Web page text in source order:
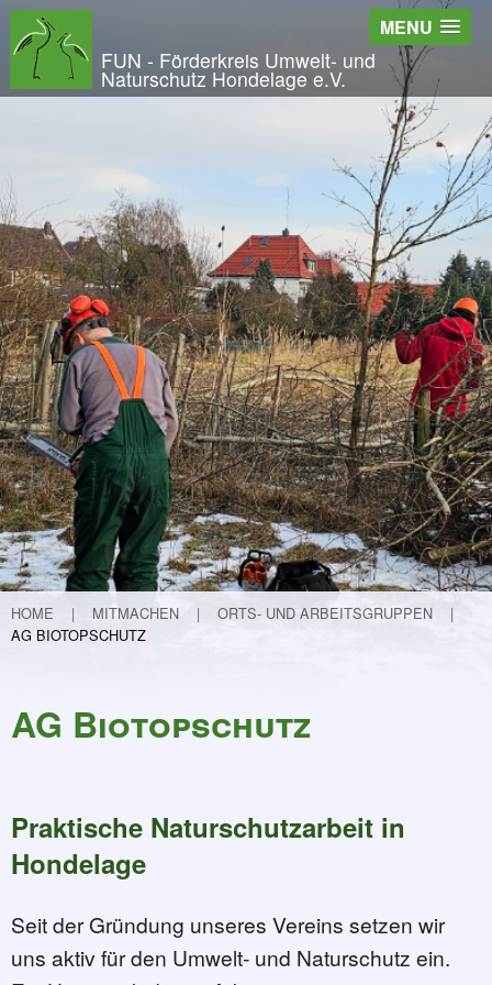
Wir - der FUN
Der Verein
Entstehung und Geschichte
Orts- und Arbeitsgruppen
Bundesfreiwilligendienst und Freiwilliges
Satzung und Leitbild
Veröffentlichungen
Projekte und Aktivitäten
Initiative Langes Leben
Urwald Hondelage
Togo - ein Projekt in Afrika
GAK-Projekte
Nistkästen
Teichvertiefung
Weitere Projekte
Lebendige Schunter
Etablierung eines Nationalparks in Guinea
Flurneuordnung in Hondelage
30 Jahre FUN
Programm und Infos
31 - Kleiner Kater - große Wirkung
30 - Der Garten – meine Aufgabe
28 - Ein Verhängnisvoller Anruf
27 - Von der Mergelkuhle zum FUN
FUN - Förderkreis Umwelt- und
Naturschutz Hondelage e.V.
HOME MITMACHEN
ORTS- UND ARBEITSGRUPPEN
AG BIOTOPSCHUTZ
AG Biotopschutz
Praktische Naturschutzarbeit in
Hondelage
Seit der Gründung unseres Vereins setzen wir
uns aktiv für den Umwelt- und Naturschutz ein.
MENU